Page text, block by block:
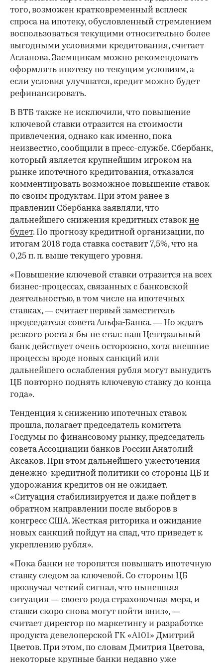
того, возможен кратковременный всплеск
спроса на ипотеку, обусловленный стремлением
воспользоваться текущими относительно более
выгодными условиями кредитования, считает
Асланова. Заемщикам можно рекомендовать
оформлять ипотеку по текущим условиям, а
если условия улучшатся, кредит можно будет
рефинансировать.
В ВТБ также не исключили, что повышение
ключевой ставки отразится на стоимости
привлечения, однако как именно, пока
неизвестно, сообщили в пресс-службе. Сбербанк,
который является крупнейшим игроком на
рынке ипотечного кредитования, отказался
комментировать возможное повышение ставок
по своим продуктам. При этом ранее в
правлении Сбербанка заявляли, что
дальнейшего снижения кредитных ставок не
будет. По прогнозу кредитной организации, по
итогам 2018 года ставка составит 7,5%, что на
0,25 п. п. выше текущего уровня.
«Повышение ключевой ставки отразится на всех
бизнес-процессах, связанных с банковской
деятельностью, в том числе на ипотечных
ставках, — считает первый заместитель
председателя cовета Альфа-Банка. — Но ждать
резкого роста я бы не стал: наш Центральный
банк действует очень осторожно, хотя внешние
процессы вроде новых санкций или
дальнейшего ослабления рубля могут вынудить
ЦБ повторно поднять ключевую ставку до конца
года».
Тенденция к снижению ипотечных ставок
прошла, полагает председатель комитета
Госдумы по финансовому рынку, председатель
совета Ассоциации банков России Анатолий
Аксаков. При этом дальнейшего ужесточения
денежно-кредитной политики со стороны ЦБ и
удорожания кредитов он не ожидает.
«Ситуация стабилизируется и даже пойдет в
обратном направлении после выборов в
конгресс США. Жесткая риторика и ожидание
новых санкций пойдут на спад, что приведет к
укреплению рубля».
«Пока банки не торопятся повышать ипотечную
ставку следом за ключевой. Со стороны ЦБ
прозвучал четкий сигнал, что нынешняя
ситуация — своего рода страховочная мера, и
ставки скоро снова могут пойти вниз», —
считает директор по маркетингу и разработке
продукта девелоперской ГК «А101» Дмитрий
Цветов. При этом, по словам Дмитрия Цветова,
некоторые крупные банки недавно уже